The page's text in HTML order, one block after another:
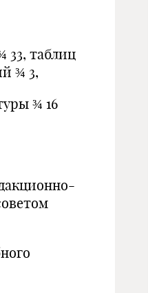
таблиц
¾ 3,
¾ 16